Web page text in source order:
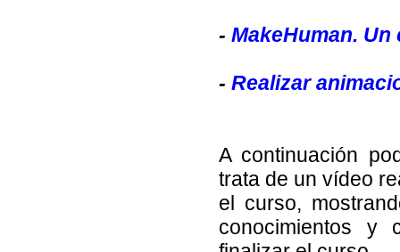
- MakeHuman.
- Realizar
A continuación
trata de un vídeo
el curso,
conocimientos y